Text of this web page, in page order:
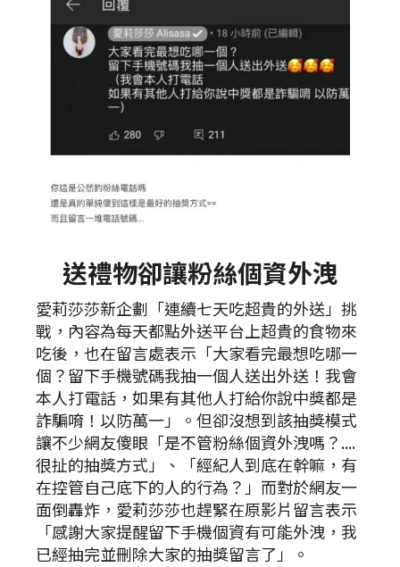
送禮物卻讓粉絲個資外洩
愛莉莎莎新企劃「連續七天吃超貴的外送」挑
戰，內容為每天都點外送平台上超貴的食物來
吃後，也在留言處表示「大家看完最想吃哪一
個？留下手機號碼我抽一個人送出外送！我會
本人打電話，如果有其他人打給你說中獎都是
詐騙唷！以防萬一」。但卻沒想到該抽獎模式
讓不少網友傻眼「是不管粉絲個資外洩嗎？....
很扯的抽獎方式」、「經紀人到底在幹嘛，有
在控管自己底下的人的行為？」而對於網友一
面倒轟炸，愛莉莎莎也趕緊在原影片留言表示
「感謝大家提醒留下手機個資有可能外洩，我
已經抽完並刪除大家的抽獎留言了」。